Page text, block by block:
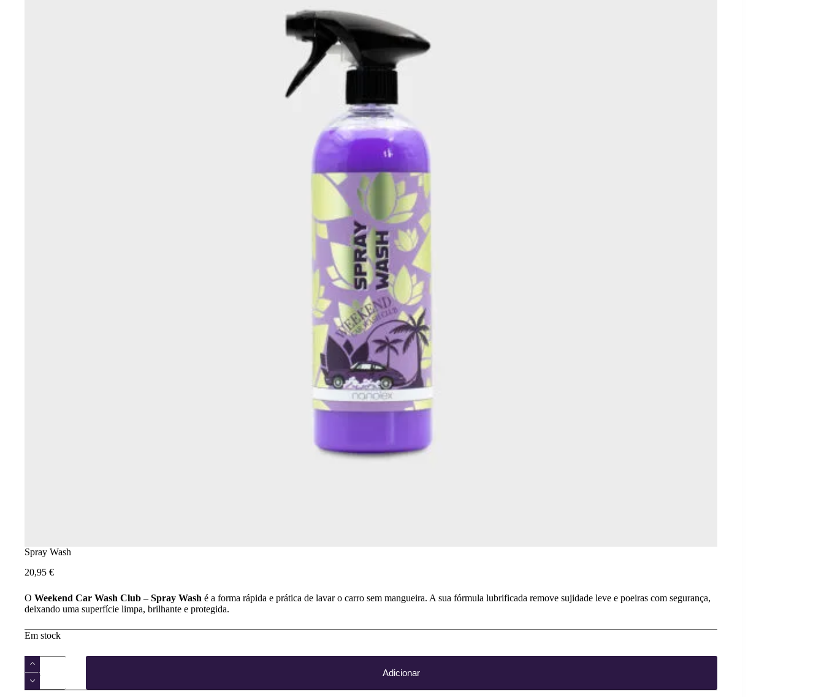
Spray Wash
20,95 €
O Weekend Car Wash Club – Spray Wash é a forma rápida e prática de lavar o carro sem mangueira. A sua fórmula lubrificada remove sujidade leve e poeiras com segurança,
deixando uma superfície limpa, brilhante e protegida.
Em stock
Quantidade
de
Spray
Wash
Adicionar